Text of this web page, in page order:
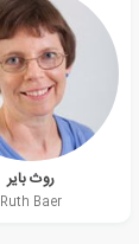
روث بایر
Ruth Baer